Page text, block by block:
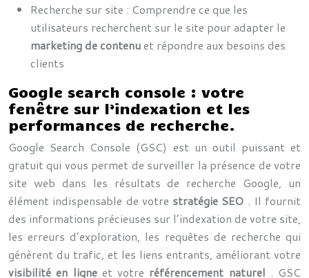
Recherche sur site : Comprendre ce que les
utilisateurs recherchent sur le site pour adapter le
marketing de contenuet répondre aux besoins des
clients
Google search console : votre
fenêtre sur l’indexation et les
performances de recherche.
Google Search Console (GSC) est un outil puissant et
gratuit qui vous permet de surveiller la présence de votre
site web dans les résultats de recherche Google, un
élément indispensable de votre stratégie SEO . Il fournit
des informations précieuses sur l’indexation de votre site,
les erreurs d’exploration, les requêtes de recherche qui
génèrent du trafic, et les liens entrants, améliorant votre
visibilité en ligne et votre référencement naturel . GSC